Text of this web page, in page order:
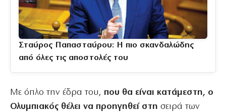
Σταύρος Παπασταύρου: Η πιο σκανδαλώδης
από όλες τις αποστολές του
Με όπλο την έδρα του, που θα είναι κατάμεστη, ο
Ολυμπιακός θέλει να προηγηθεί στη σειρά των